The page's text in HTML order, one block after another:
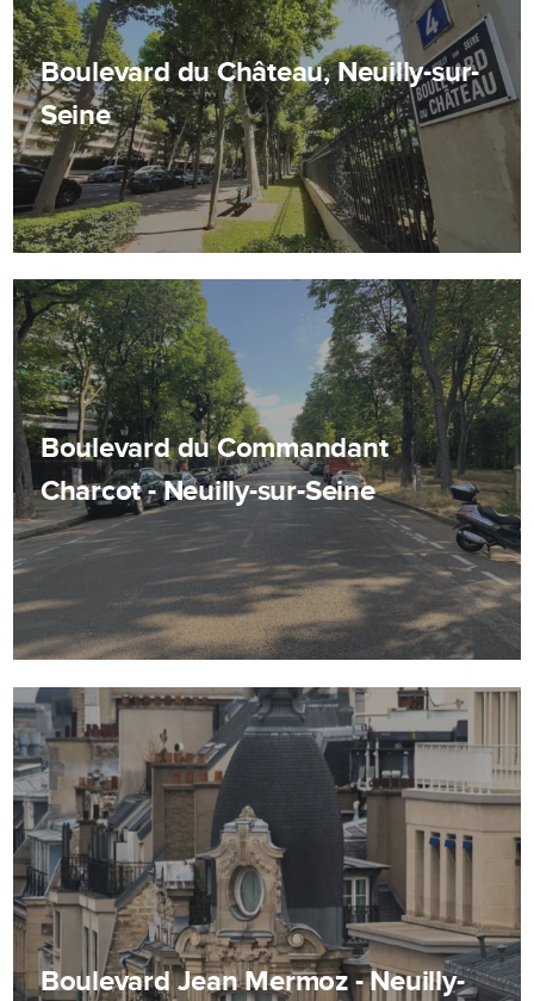
Boulevard du Château, Neuilly-sur-
Seine
Boulevard du Commandant
Charcot - Neuilly-sur-Seine
Boulevard Jean Mermoz - Neuilly-